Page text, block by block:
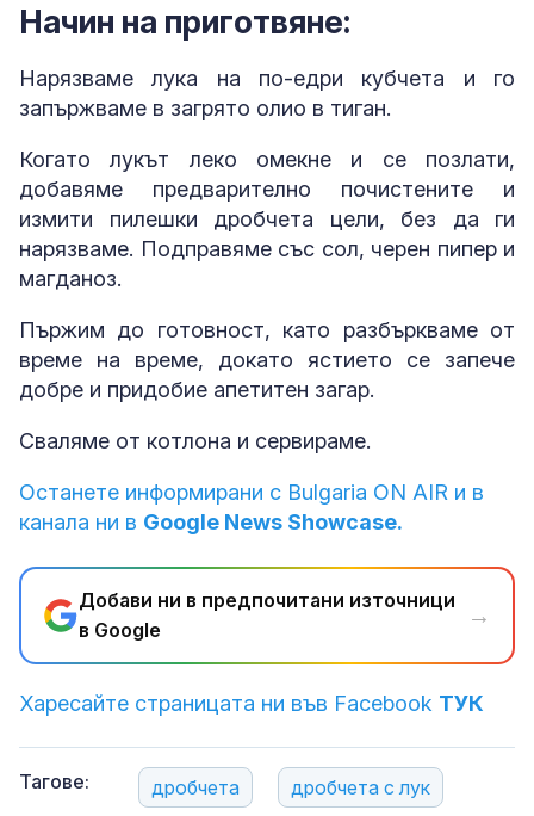
Начин на приготвяне:
Нарязваме лука на по-едри кубчета и го
запържваме в загрято олио в тиган.
Когато лукът леко омекне и се позлати,
добавяме предварително почистените и
измити пилешки дробчета цели, без да ги
нарязваме. Подправяме със сол, черен пипер и
магданоз.
Пържим до готовност, като разбъркваме от
време на време, докато ястието се запече
добре и придобие апетитен загар.
Сваляме от котлона и сервираме.
Останете информирани с Bulgaria ON AIR и в
канала ни в Google News Showcase.
Добави ни в предпочитани източници
в Google
→
Харесайте страницата ни във Facebook ТУК
Тагове: дробчета дробчета с лук